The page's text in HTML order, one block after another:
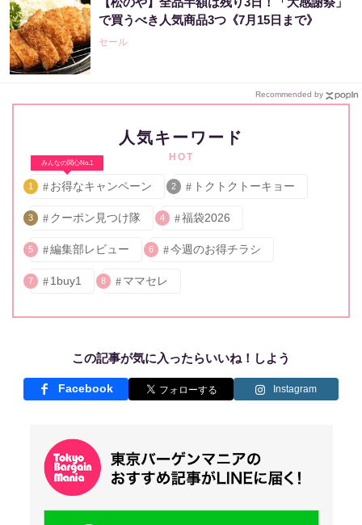
で買うべき人気商品3つ《7月15日まで》
セール
Recommended by
人気キーワード
HOT
みんなの関心No.1
1 お得なキャンペーン 2 トクトクトーキョー
3 クーポン見つけ隊 4 福袋2026
5 編集部レビュー 6 今週のお得チラシ
7 1buy1 8 ママセレ
この記事が気に入ったらいいね！しよう
Facebook Instagram